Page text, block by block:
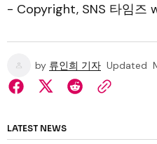
- Copyright, SNS 타임즈
by 류인희 기자 Updated
LATEST NEWS